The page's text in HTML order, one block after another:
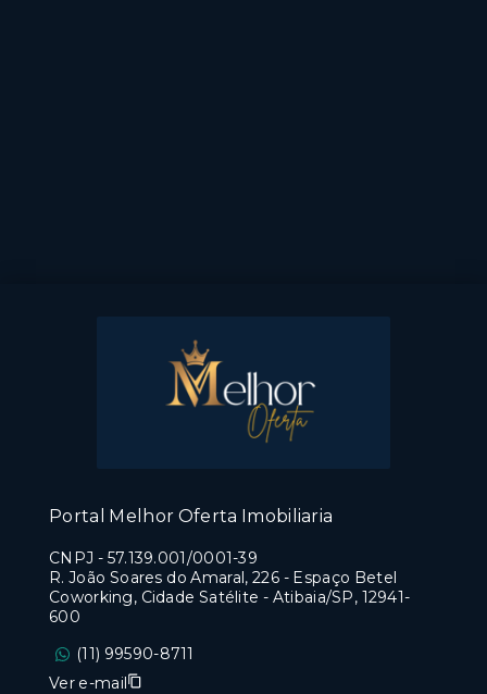
Portal Melhor Oferta Imobiliaria
CNPJ - 57.139.001/0001-39
R. João Soares do Amaral, 226 - Espaço Betel
Coworking, Cidade Satélite - Atibaia/SP, 12941-
600
(11) 99590-8711
Ver e-mail